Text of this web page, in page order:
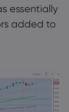
essentially
added to